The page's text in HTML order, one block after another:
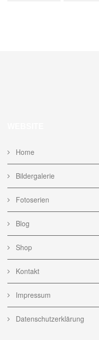
Home
Bildergalerie
Fotoserien
Blog
Shop
Kontakt
Impressum
Datenschutzerklärung